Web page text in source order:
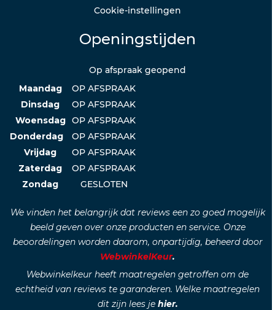
Cookie-instellingen
Openingstijden
Op afspraak geopend
Maandag
OP AFSPRAAK
Dinsdag
OP AFSPRAAK
Woensdag OP AFSPRAAK
Donderdag
OP AFSPRAAK
Vrijdag
OP AFSPRAAK
Zaterdag
OP AFSPRAAK
Zondag
GESLOTEN
We vinden het belangrijk dat reviews een zo goed mogelijk
beeld geven over onze producten en service. Onze
beoordelingen worden daarom, onpartijdig, beheerd door
WebwinkelKeur.
Webwinkelkeur heeft maatregelen getroffen om de
echtheid van reviews te garanderen. Welke maatregelen
dit zijn lees je hier.